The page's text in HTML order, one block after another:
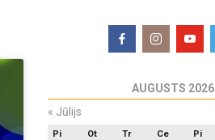
AUGUSTS 2026
« Jūlijs
Pi Ot Tr Ce Pi